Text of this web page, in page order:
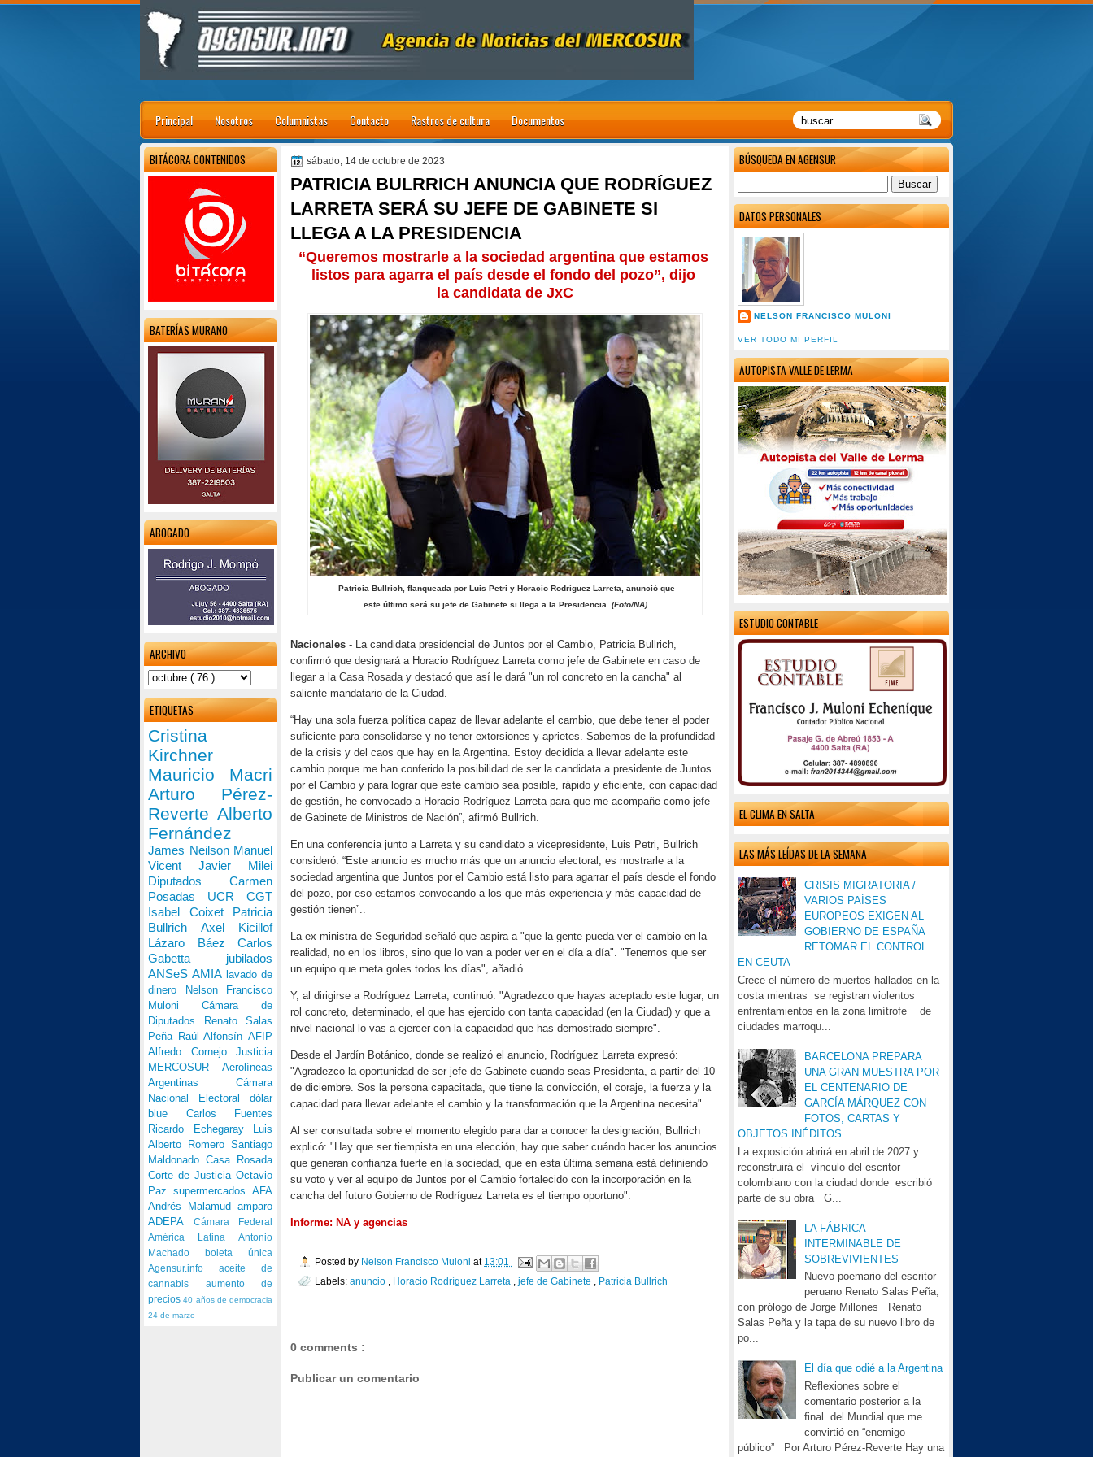
Principal Nosotros Columnistas Contacto Rastros de cultura Documentos
BÚSQUEDA EN AGENSUR
DATOS PERSONALES
NELSON FRANCISCO MULONI
VER TODO MI PERFIL
AUTOPISTA VALLE DE LERMA
ESTUDIO CONTABLE
EL CLIMA EN SALTA
LAS MÁS LEÍDAS DE LA SEMANA
CRISIS MIGRATORIA /
VARIOS PAÍSES
EUROPEOS EXIGEN AL
GOBIERNO DE ESPAÑA
RETOMAR EL CONTROL
EN CEUTA
Crece el número de muertos hallados en la
costa mientras se registran violentos
enfrentamientos en la zona limítrofe de
ciudades marroqu...
BARCELONA PREPARA
UNA GRAN MUESTRA POR
EL CENTENARIO DE
GARCÍA MÁRQUEZ CON
FOTOS, CARTAS Y
OBJETOS INÉDITOS
La exposición abrirá en abril de 2027 y
reconstruirá el vínculo del escritor
colombiano con la ciudad donde escribió
parte de su obra G...
LA FÁBRICA
INTERMINABLE DE
SOBREVIVIENTES
Nuevo poemario del escritor
peruano Renato Salas Peña,
con prólogo de Jorge Millones Renato
Salas Peña y la tapa de su nuevo libro de
po...
El día que odié a la Argentina
Reflexiones sobre el
comentario posterior a la
final del Mundial que me
convirtió en “enemigo
público” Por Arturo Pérez-Reverte Hay una
sábado, 14 de octubre de 2023
PATRICIA BULRRICH ANUNCIA QUE RODRÍGUEZ
LARRETA SERÁ SU JEFE DE GABINETE SI
LLEGA A LA PRESIDENCIA
“Queremos mostrarle a la sociedad argentina que estamos
listos para agarra el país desde el fondo del pozo”, dijo
la candidata de JxC
Patricia Bullrich, flanqueada por Luis Petri y Horacio Rodríguez Larreta, anunció que
este último será su jefe de Gabinete si llega a la Presidencia. (Foto/NA)
Nacionales - La candidata presidencial de Juntos por el Cambio, Patricia Bullrich,
confirmó que designará a Horacio Rodríguez Larreta como jefe de Gabinete en caso de
llegar a la Casa Rosada y destacó que así le dará "un rol concreto en la cancha" al
saliente mandatario de la Ciudad.
“Hay una sola fuerza política capaz de llevar adelante el cambio, que debe tener el poder
suficiente para consolidarse y no tener extorsiones y aprietes. Sabemos de la profundidad
de la crisis y del caos que hay en la Argentina. Estoy decidida a llevar adelante este
cambio porque me han conferido la posibilidad de ser la candidata a presidente de Juntos
por el Cambio y para lograr que este cambio sea posible, rápido y eficiente, con capacidad
de gestión, he convocado a Horacio Rodríguez Larreta para que me acompañe como jefe
de Gabinete de Ministros de Nación”, afirmó Bullrich.
En una conferencia junto a Larreta y su candidato a vicepresidente, Luis Petri, Bullrich
consideró: “Este anuncio es mucho más que un anuncio electoral, es mostrarle a la
sociedad argentina que Juntos por el Cambio está listo para agarrar el país desde el fondo
del pozo, por eso estamos convocando a los que más experiencia y más capacidad de
gestión tienen”..
La ex ministra de Seguridad señaló que aspira a "que la gente pueda ver el cambio en la
realidad, no en los libros, sino que lo van a poder ver en el día a día". "Tenemos que ser
un equipo que meta goles todos los días", añadió.
Y, al dirigirse a Rodríguez Larreta, continuó: "Agradezco que hayas aceptado este lugar, un
rol concreto, determinado, el que has ejercido con tanta capacidad (en la Ciudad) y que a
nivel nacional lo vas a ejercer con la capacidad que has demostrado siempre".
Desde el Jardín Botánico, donde se realizó el anuncio, Rodríguez Larreta expresó:
"Agradezco la oportunidad de ser jefe de Gabinete cuando seas Presidenta, a partir del 10
de diciembre. Sos la persona capacitada, que tiene la convicción, el coraje, la fuerza y la
capacidad para llevar adelante el cambio y la transformación que la Argentina necesita".
Al ser consultada sobre el momento elegido para dar a conocer la designación, Bullrich
explicó: "Hay que ser tiempista en una elección, hay que saber cuándo hacer los anuncios
que generan confianza fuerte en la sociedad, que en esta última semana está definiendo
su voto y ver al equipo de Juntos por el Cambio fortalecido con la incorporación en la
cancha del futuro Gobierno de Rodríguez Larreta es el tiempo oportuno".
Informe: NA y agencias
Posted by Nelson Francisco Muloni at 13:01
Labels: anuncio Horacio Rodríguez Larreta jefe de Gabinete Patricia Bullrich
0 comments :
Publicar un comentario
BITÁCORA CONTENIDOS
BATERÍAS MURANO
ABOGADO
ARCHIVO
ETIQUETAS
Cristina
Kirchner
Mauricio Macri
Arturo Pérez-
Reverte Alberto
Fernández
James Neilson Manuel
Vicent Javier Milei
Diputados Carmen
Posadas UCR CGT
Isabel Coixet Patricia
Bullrich Axel Kicillof
Lázaro Báez Carlos
Gabetta jubilados
ANSeSAMIA lavado de
dinero
Nelson Francisco
Muloni Cámara de
Diputados
Renato Salas
Peña Raúl AlfonsínAFIP
Alfredo Cornejo Justicia
MERCOSUR Aerolíneas
Argentinas Cámara
Nacional Electoral dólar
blue Carlos Fuentes
Ricardo Echegaray
Luis
Alberto Romero Santiago
Maldonado Casa Rosada
Corte de Justicia Octavio
Paz supermercados AFA
Andrés Malamud amparo
ADEPA
Cámara Federal
América Latina Antonio
Machado boleta única
Agensur.info aceite de
cannabis aumento de
precios40 años de democracia
24 de marzo